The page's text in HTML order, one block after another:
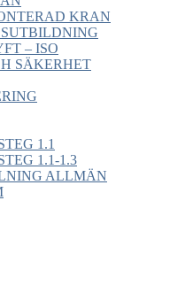
KRAN
– ISO
SÄKERHET
1.1
1.1-1.3
ALLMÄN